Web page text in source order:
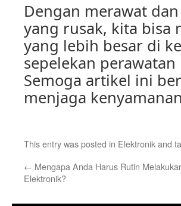
Dengan merawat
yang rusak, kita bisa
yang lebih besar di
sepelekan
Semoga artikel ini
menjaga
This entry was posted in Elektronikand
← Mengapa Anda Harus Rutin
Elektronik?